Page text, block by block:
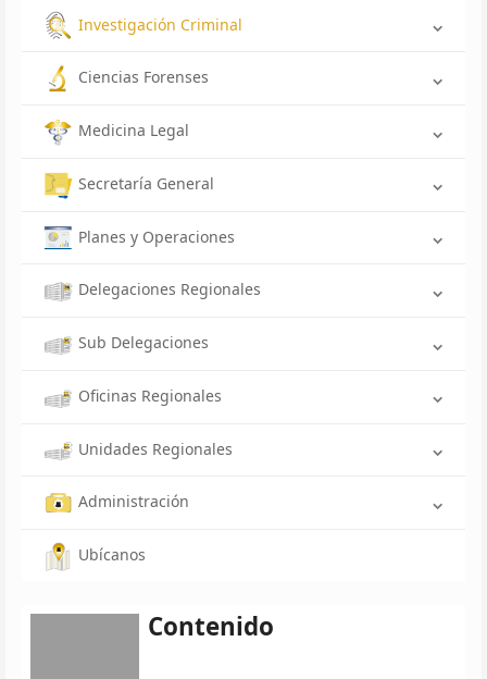
Investigación Criminal
Ciencias Forenses
Medicina Legal
Secretaría General
Planes y Operaciones
Delegaciones Regionales
Sub Delegaciones
Oficinas Regionales
Unidades Regionales
Administración
Ubícanos
Contenido